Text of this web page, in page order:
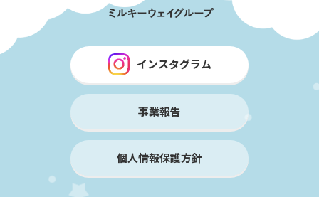
インスタグラム
事業報告
個人情報保護方針